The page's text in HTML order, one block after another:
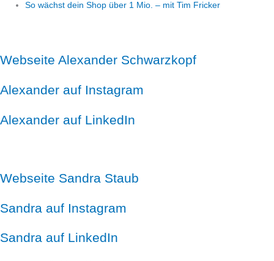
So wächst dein Shop über 1 Mio. – mit Tim Fricker
Webseite Alexander Schwarzkopf
Alexander auf Instagram
Alexander auf LinkedIn
Webseite Sandra Staub
Sandra auf Instagram
Sandra auf LinkedIn